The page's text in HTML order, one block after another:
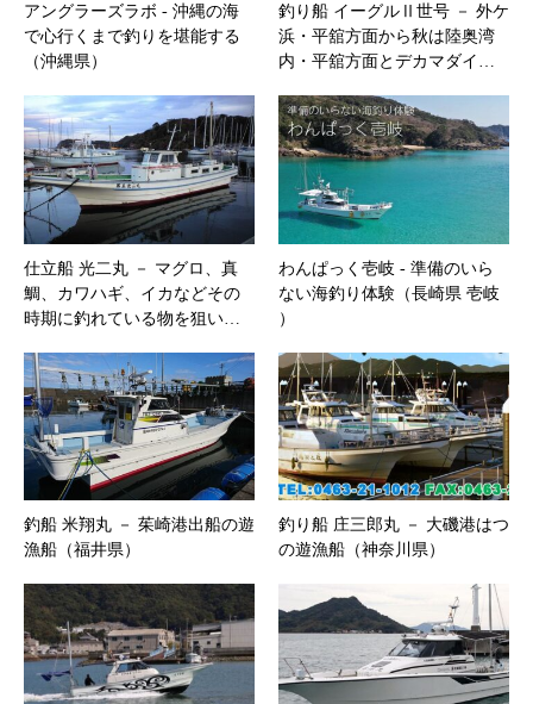
アングラーズラボ ‐ 沖縄の海
で心行くまで釣りを堪能する
（沖縄県）
釣り船 イーグルⅡ世号 － 外ケ
浜・平舘方面から秋は陸奥湾
内・平舘方面とデカマダイ…
仕立船 光二丸 － マグロ、真
鯛、カワハギ、イカなどその
時期に釣れている物を狙い…
わんぱっく壱岐 ‐ 準備のいら
ない海釣り体験（長崎県 壱岐
）
釣船 米翔丸 － 茱崎港出船の遊
漁船（福井県）
釣り船 庄三郎丸 － 大磯港はつ
の遊漁船（神奈川県）